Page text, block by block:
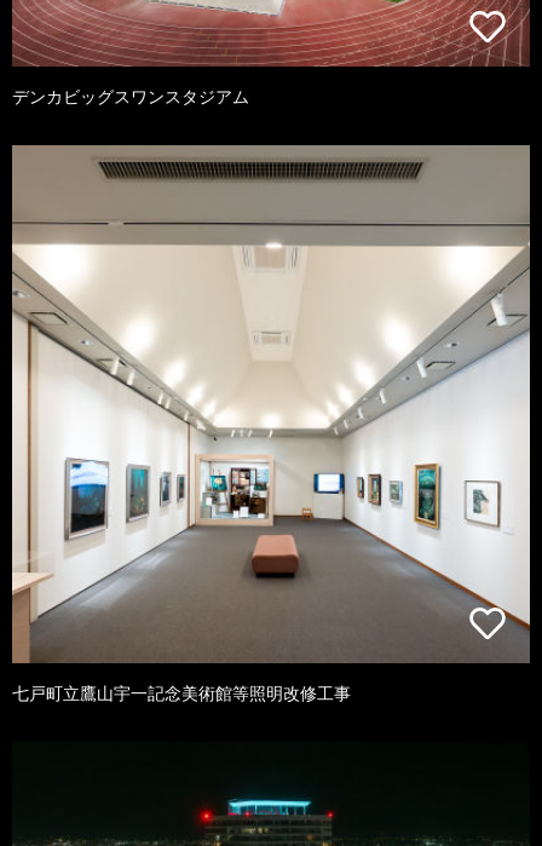
デンカビッグスワンスタジアム
七戸町立鷹山宇一記念美術館等照明改修工事